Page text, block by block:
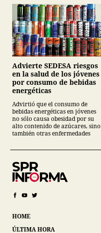
Advierte SEDESA riesgos
en la salud de los jóvenes
por consumo de bebidas
energéticas
Advirtió que el consumo de
bebidas energéticas en jóvenes
no sólo causa obesidad por su
alto contenido de azúcares, sino
también otras enfermedades
HOME
ÚLTIMA HORA